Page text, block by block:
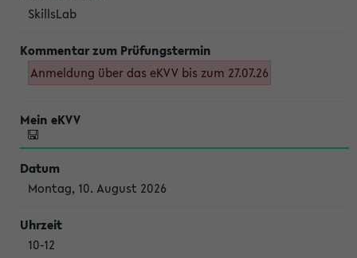
SkillsLab
Anmeldung über das eKVV bis zum 27.07.26
Montag, 10. August 2026
10-12